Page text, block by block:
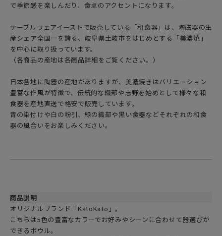
で季節感を楽しんだり、食卓のアクセントになります。
テーブルウェアイーストで販売している「和食器」は、陶磁器の生
産シェア全国一を誇る、岐阜県土岐市をはじめとする「美濃焼」
を中心に取り扱っています。
（各商品の産地は各商品詳細をご覧ください。）
日本各地に陶器の産地がありますが、美濃焼きはバリエーション
豊富な作風が特徴で、伝統的な織部や志野を始めとして様々な和
食器を産地直送で格安で販売しています。
青の染付けや白の粉引、緑の織部や黒い食器などそれぞれの和食
器の風合いをお楽しみください。
商品説明
オリジナルブランド「KatoKato」。
こちらは5色の豊富なカラーでお好みやシーンに合わせて器選びが
できるボウル。